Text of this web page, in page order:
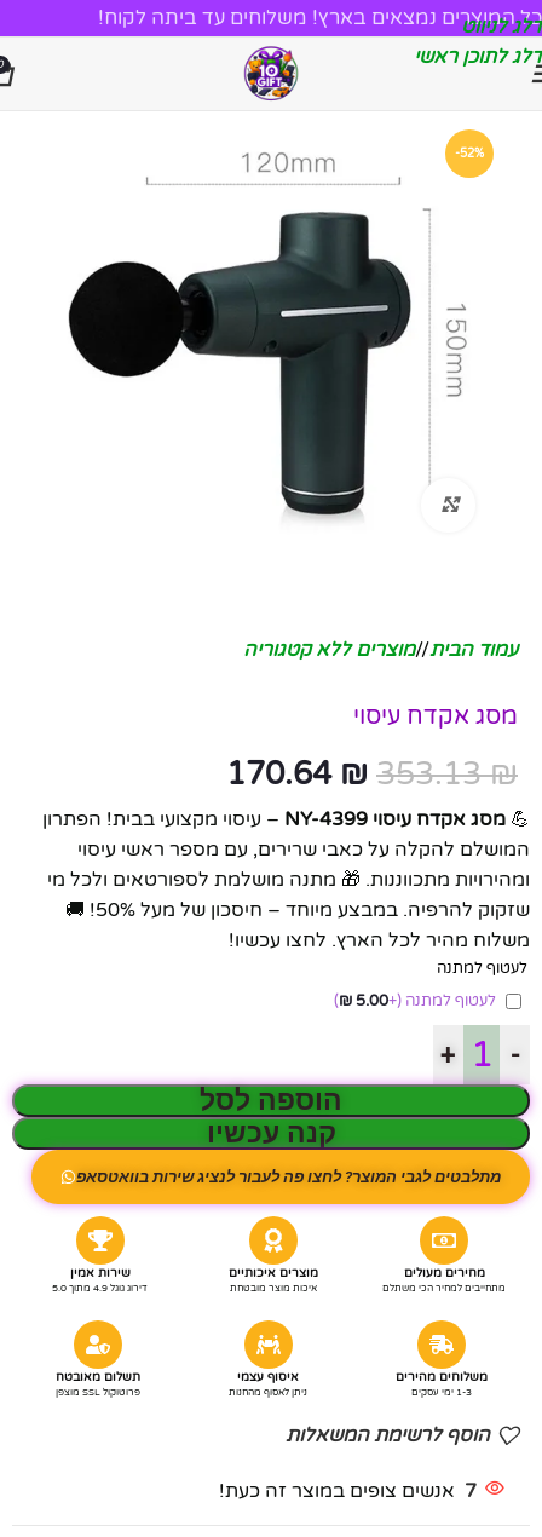
דלג לניווט
דלג לתוכן ראשי
כל המוצרים נמצאים בארץ! משלוחים עד ביתה לקוח!
-52%
לחץ להגדלה
עמוד הבית/ מוצרים ללא קטגוריה
מסג אקדח עיסוי
353.13₪
170.64 ₪
💪 מסג אקדח עיסוי NY-4399
– עיסוי מקצועי בבית! הפתרון
המושלם להקלה על כאבי שרירים, עם מספר ראשי עיסוי
ומהירויות מתכווננות. 🎁 מתנה מושלמת לספורטאים ולכל מי
שזקוק להרפיה. במבצע מיוחד – חיסכון של מעל 50%! 🚚
משלוח מהיר לכל הארץ. לחצו עכשיו!
לעטוף למתנה
לעטוף למתנה (+
5.00
₪
)
-
+
הוספה לסל
קנה עכשיו
מתלבטים לגבי המוצר? לחצו פה לעבור לנציג שירות בוואטסאפ
מחירים מעולים
מתחייבים למחיר הכי משתלם
מוצרים איכותיים
איכות מוצר מובטחת
שירות אמין
דירוג גוגל 4.9 מתוך 5.0
משלוחים מהירים
1-3 ימי עסקים
איסוף עצמי
ניתן לאסוף מהחנות
תשלום מאובטח
פרוטוקול SSL מוצפן
הוסף לרשימת המשאלות
7 אנשים צופים במוצר זה כעת!